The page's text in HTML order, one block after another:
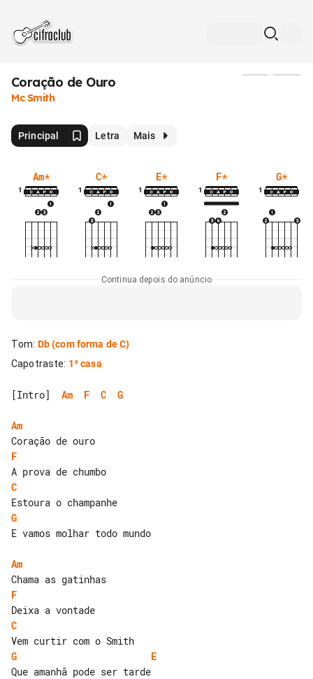
Coração de Ouro
Mc Smith
Principal Letra Mais
Am*
1
C*
1
E*
1
F*
1
G*
1
Continua depois do anúncio
Tom: Db(com forma de C)
Capotraste: 1ª casa
[Intro] Am F C G
Am
F
C
G
E vamos molhar todo mundo
Am
F
C
G
E